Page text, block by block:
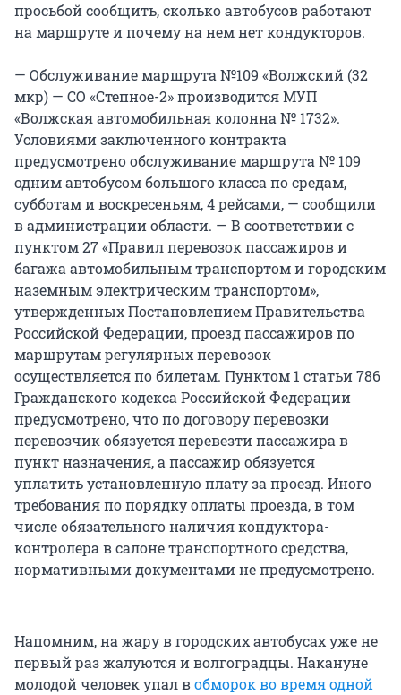
просьбой сообщить, сколько автобусов работают
на маршруте и почему на нем нет кондукторов.
— Обслуживание маршрута №109 «Волжский (32
мкр) — СО «Степное-2» производится МУП
«Волжская автомобильная колонна № 1732».
Условиями заключенного контракта
предусмотрено обслуживание маршрута № 109
одним автобусом большого класса по средам,
субботам и воскресеньям, 4 рейсами, — сообщили
в администрации области. — В соответствии с
пунктом 27 «Правил перевозок пассажиров и
багажа автомобильным транспортом и городским
наземным электрическим транспортом»,
утвержденных Постановлением Правительства
Российской Федерации, проезд пассажиров по
маршрутам регулярных перевозок
осуществляется по билетам. Пунктом 1 статьи 786
Гражданского кодекса Российской Федерации
предусмотрено, что по договору перевозки
перевозчик обязуется перевезти пассажира в
пункт назначения, а пассажир обязуется
уплатить установленную плату за проезд. Иного
требования по порядку оплаты проезда, в том
числе обязательного наличия кондуктора-
контролера в салоне транспортного средства,
нормативными документами не предусмотрено.
Напомним, на жару в городских автобусах уже не
первый раз жалуются и волгоградцы. Накануне
молодой человек упал вобморок во время одной